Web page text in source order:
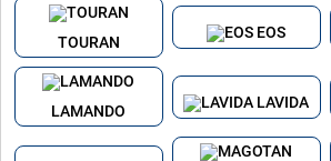
TOURAN
EOS
LAMANDO
LAVIDA